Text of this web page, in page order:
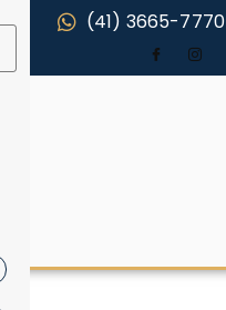
(41) 3665-7770